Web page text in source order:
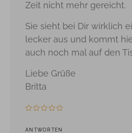
Zeit nicht mehr gereicht.
Sie sieht bei Dir wirklich
lecker aus und kommt
auch noch mal auf den
Liebe Grüße
Britta
ANTWORTEN